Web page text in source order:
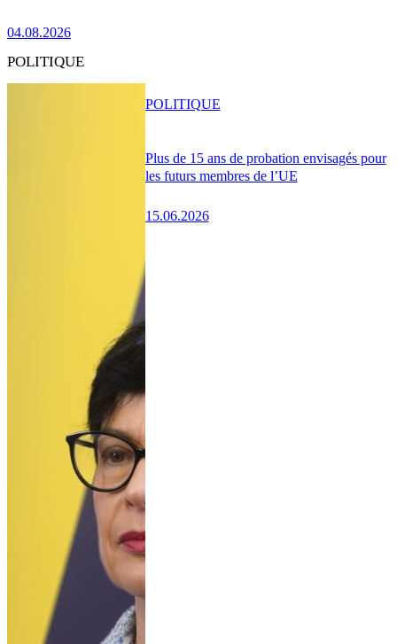
04.08.2026
POLITIQUE
Plus de 15 ans de probation envisagés pour
les futurs membres de l’UE
15.06.2026
POLITIQUE